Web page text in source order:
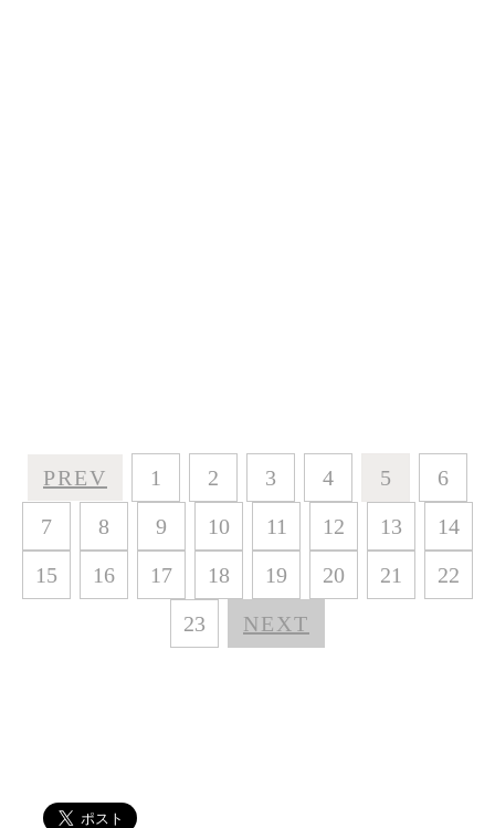
PREV 1 2 3 4 5
6
7
8 9 10 11 12 13
14
15
16 17 18 19 20 21
22
23
NEXT